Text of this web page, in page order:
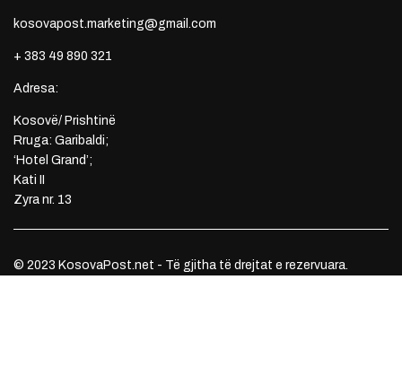
kosovapost.marketing@gmail.com
+ 383 49 890 321
Adresa:
Kosovë/ Prishtinë
Rruga: Garibaldi;
‘Hotel Grand’;
Kati II
Zyra nr. 13
© 2023 KosovaPost.net - Të gjitha të drejtat e rezervuara.